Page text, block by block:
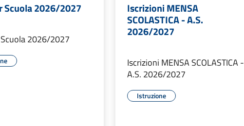
Scuola 2026/2027
2026/2027
Iscrizioni MENSA
SCOLASTICA - A.S.
2026/2027
Iscrizioni MENSA SCOLASTICA -
A.S. 2026/2027
Istruzione